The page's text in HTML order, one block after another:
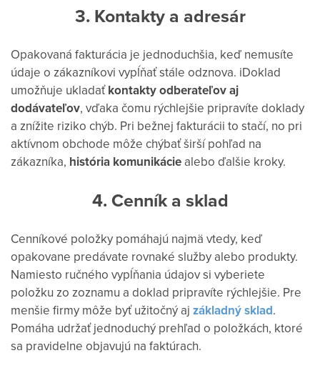
3. Kontakty a adresár
Opakovaná fakturácia je jednoduchšia, keď nemusíte
údaje o zákazníkovi vypĺňať stále odznova. iDoklad
umožňuje ukladaťkontakty odberateľov aj
dodávateľov, vďaka čomu rýchlejšie pripravíte doklady
a znížite riziko chýb. Pri bežnej fakturácii to stačí, no pri
aktívnom obchode môže chýbať širší pohľad na
zákazníka, história komunikácie alebo ďalšie kroky.
4. Cenník a sklad
Cenníkové položky pomáhajú najmä vtedy, keď
opakovane predávate rovnaké služby alebo produkty.
Namiesto ručného vypĺňania údajov si vyberiete
položku zo zoznamu a doklad pripravíte rýchlejšie. Pre
menšie firmy môže byť užitočný aj základný sklad.
Pomáha udržať jednoduchý prehľad o položkách, ktoré
sa pravidelne objavujú na faktúrach.